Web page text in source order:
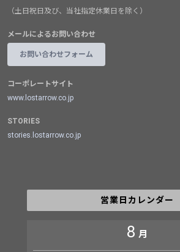
（土日祝日及び、当社指定休業日を除く）
メールによるお問い合わせ
お問い合わせフォーム
コーポレートサイト
www.lostarrow.co.jp
STORIES
stories.lostarrow.co.jp
営業日カレンダー
8 月